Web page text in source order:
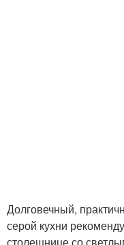
Долговечный,
серой кухни
столешнице со